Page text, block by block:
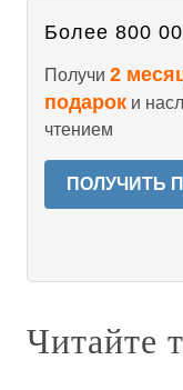
Более 800
Получи 2
подарок и
чтением
ПОЛУЧИТЬ
Читайте